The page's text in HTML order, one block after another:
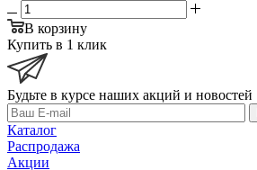
В корзину
Купить в 1 клик
Будьте в курсе наших акций и новостей
Каталог
Распродажа
Акции